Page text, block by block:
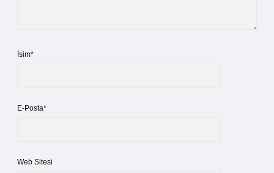
İsim*
E-Posta*
Web Sitesi